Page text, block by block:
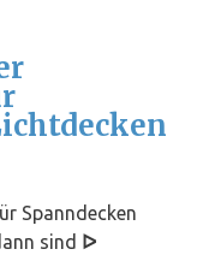
Spanndecken
sind ᐅ